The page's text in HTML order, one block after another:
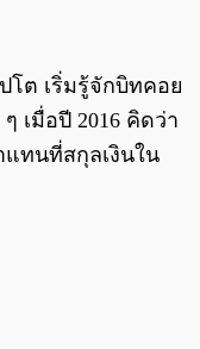
โต เริ่มรู้จักบิทคอย
เมื่อปี 2016 คิดว่า
แทนที่สกุลเงินใน